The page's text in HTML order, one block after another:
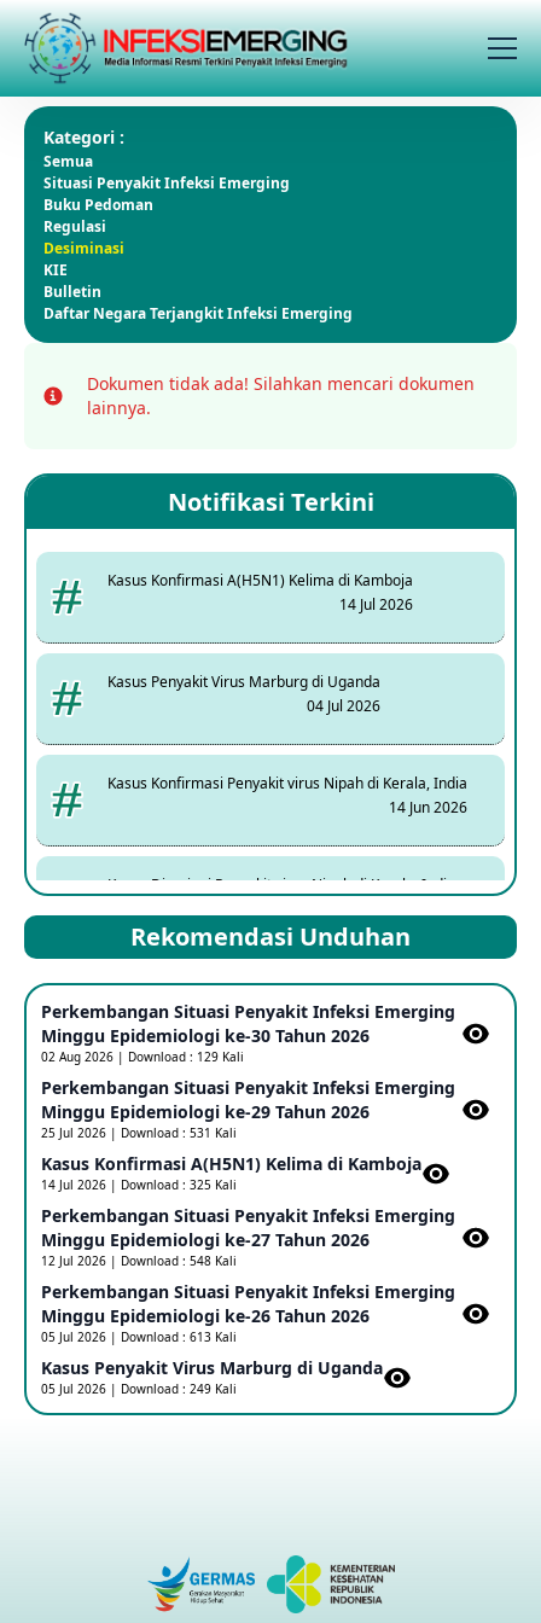
Kategori :
Semua
Situasi Penyakit Infeksi Emerging
Buku Pedoman
Regulasi
Desiminasi
KIE
Bulletin
Daftar Negara Terjangkit Infeksi Emerging
Info
Dokumen tidak ada! Silahkan mencari dokumen
lainnya.
Notifikasi Terkini
Kasus Konfirmasi A(H5N1) Kelima di Kamboja
14 Jul 2026
Kasus Penyakit Virus Marburg di Uganda
04 Jul 2026
Kasus Konfirmasi Penyakit virus Nipah di Kerala, India
14 Jun 2026
Kasus Dicurigai Penyakit virus Nipah di Kerala, India
Mpox Clade 1b di Taiwan
25 May 2026
Update Informasi PHEIC Penyakit Ebola
23 May 2026
Penetapan Outbreak Penyakit Ebola di RD Kongo dan
Uganda Sebagai PHEIC
17 May 2026
Outbreak Penyakti Ebola di RD Kongo
16 May 2026
Kasus Konfirmasi A(H5NN6) di Cina
Penyakit virus Hanta di Kapal Pesiar Keberangkatan
Rekomendasi Unduhan
Perkembangan Situasi Penyakit Infeksi Emerging
Minggu Epidemiologi ke-30 Tahun 2026
02 Aug 2026 | Download : 129 Kali
Perkembangan Situasi Penyakit Infeksi Emerging
Minggu Epidemiologi ke-29 Tahun 2026
25 Jul 2026 | Download : 531 Kali
Kasus Konfirmasi A(H5N1) Kelima di Kamboja​
14 Jul 2026 | Download : 325 Kali
Perkembangan Situasi Penyakit Infeksi Emerging
Minggu Epidemiologi ke-27 Tahun 2026
12 Jul 2026 | Download : 548 Kali
Perkembangan Situasi Penyakit Infeksi Emerging
Minggu Epidemiologi ke-26 Tahun 2026
05 Jul 2026 | Download : 613 Kali
Kasus Penyakit Virus Marburg di Uganda
05 Jul 2026 | Download : 249 Kali